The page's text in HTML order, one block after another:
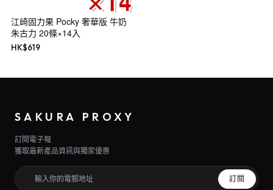
江崎固力果 Pocky 奢華版 牛奶
朱古力 20條×14入
HK$619
SAKURA PROXY
訂閱電子報
獲取最新產品資訊與獨家優惠
訂閱